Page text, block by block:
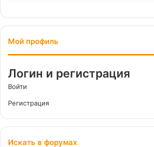
Мой профиль
Логин и регистрация
Войти
Регистрация
Искать в форумах